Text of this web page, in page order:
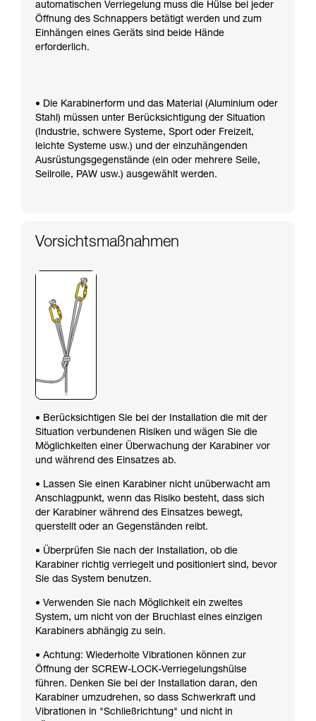
automatischen Verriegelung muss die Hülse bei jeder
Öffnung des Schnappers betätigt werden und zum
Einhängen eines Geräts sind beide Hände
erforderlich.
• Die Karabinerform und das Material (Aluminium oder
Stahl) müssen unter Berücksichtigung der Situation
(Industrie, schwere Systeme, Sport oder Freizeit,
leichte Systeme usw.) und der einzuhängenden
Ausrüstungsgegenstände (ein oder mehrere Seile,
Seilrolle, PAW usw.) ausgewählt werden.
Vorsichtsmaßnahmen
• Berücksichtigen Sie bei der Installation die mit der
Situation verbundenen Risiken und wägen Sie die
Möglichkeiten einer Überwachung der Karabiner vor
und während des Einsatzes ab.
• Lassen Sie einen Karabiner nicht unüberwacht am
Anschlagpunkt, wenn das Risiko besteht, dass sich
der Karabiner während des Einsatzes bewegt,
querstellt oder an Gegenständen reibt.
• Überprüfen Sie nach der Installation, ob die
Karabiner richtig verriegelt und positioniert sind, bevor
Sie das System benutzen.
• Verwenden Sie nach Möglichkeit ein zweites
System, um nicht von der Bruchlast eines einzigen
Karabiners abhängig zu sein.
• Achtung: Wiederholte Vibrationen können zur
Öffnung der SCREW-LOCK-Verriegelungshülse
führen. Denken Sie bei der Installation daran, den
Karabiner umzudrehen, so dass Schwerkraft und
Vibrationen in "Schließrichtung" und nicht in